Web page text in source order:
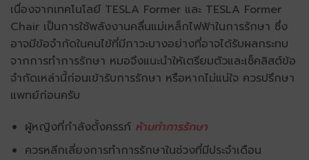
เนื่องจากเทคโนโลยี TESLA Former และ TESLA Former
Chair เป็นการใช้พลังงานคลื่นแม่เหล็กไฟฟ้าในการรักษา ซึ่ง
อาจมีข้อจำกัดในคนไข้ที่มีภาวะบางอย่างที่อาจได้รับผลกระทบ
จากการทำการรักษา หมอจึงแนะนำให้เตรียมตัวและเช็คลิสต์ข้อ
จำกัดเหล่านี้ก่อนเข้ารับการรักษา หรือหากไม่แน่ใจ ควรปรึกษา
แพทย์ก่อนครับ
ผู้หญิงที่กำลังตั้งครรภ์ ห้ามทำการรักษา
ควรหลีกเลี่ยงการทำการรักษาในช่วงที่มีประจำเดือน